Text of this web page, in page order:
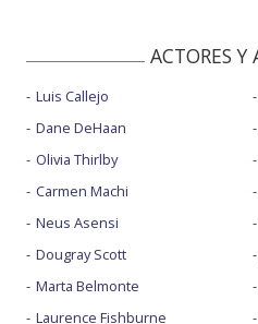
ACTORES Y
Luis Callejo
Dane DeHaan
Olivia Thirlby
Carmen Machi
Neus Asensi
Dougray Scott
Marta Belmonte
Laurence Fishburne